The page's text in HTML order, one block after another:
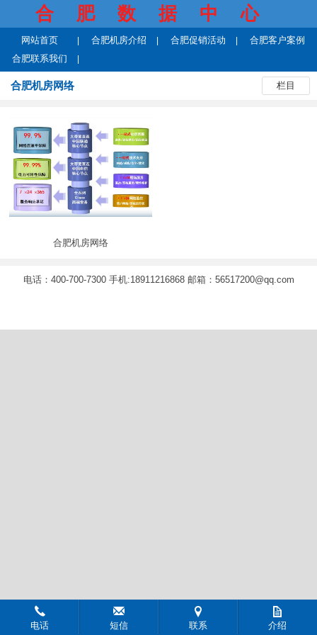
合肥数据中心
网站首页 合肥机房介绍 合肥促销活动
合肥客户案例
合肥联系我们
栏目
合肥机房网络
合肥机房网络
电话：400-700-7300 手机:18911216868 邮箱：56517200@qq.com
电话 短信 联系 介绍